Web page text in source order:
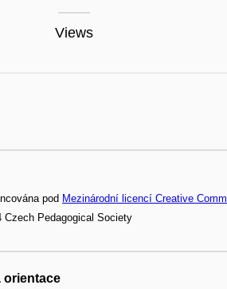
Views
pod Mezinárodní licencí Creative
Czech Pedagogical Society
orientace